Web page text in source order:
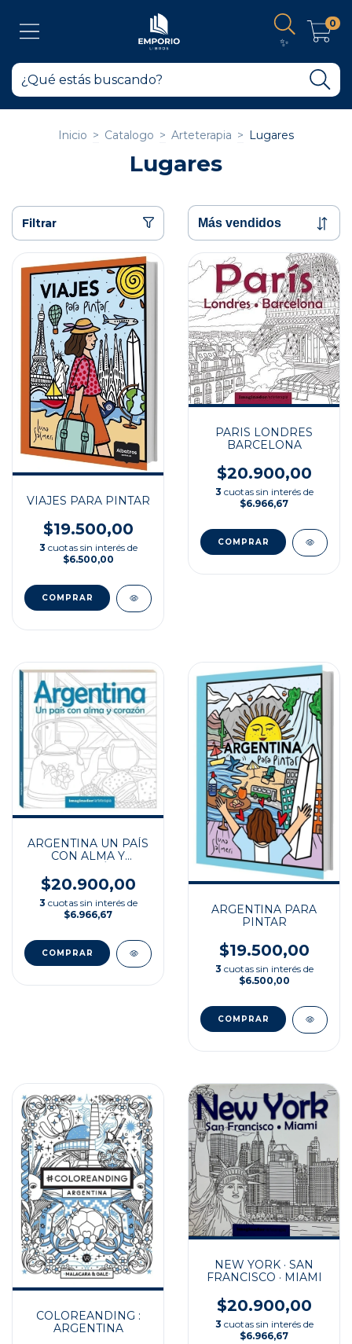
✨
0
Inicio > Catalogo > Arteterapia > Lugares
Lugares
Filtrar
VIAJES PARA PINTAR
$19.500,00
3 cuotas sin interés de
$6.500,00
PARIS LONDRES
BARCELONA
$20.900,00
3 cuotas sin interés de
$6.966,67
ARGENTINA UN PAÍS
CON ALMA Y
$20.900,00
3 cuotas sin interés de
$6.966,67
ARGENTINA PARA
PINTAR
$19.500,00
3 cuotas sin interés de
$6.500,00
COLOREANDING :
ARGENTINA
NEW YORK · SAN
FRANCISCO · MIAMI
$20.900,00
3 cuotas sin interés de
$6.966,67